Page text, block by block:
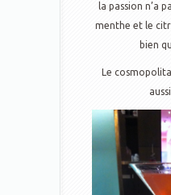
la passion n’a
menthe et le
bien
Le